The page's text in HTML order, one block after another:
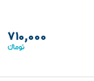
۷۱۰,۰۰۰